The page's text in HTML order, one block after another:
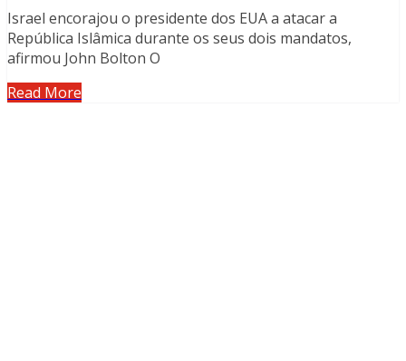
Israel encorajou o presidente dos EUA a atacar a
República Islâmica durante os seus dois mandatos,
afirmou John Bolton O
Read More